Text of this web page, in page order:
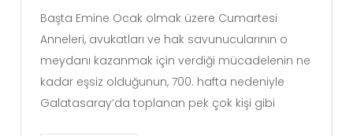
Başta Emine Ocak olmak üzere Cumartesi
Anneleri, avukatları ve hak savunucularının o
meydanı kazanmak için verdiği mücadelenin ne
kadar eşsiz olduğunun, 700. hafta nedeniyle
Galatasaray’da toplanan pek çok kişi gibi